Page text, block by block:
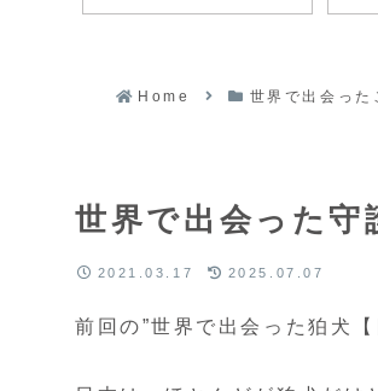
Home 世界で出会った
世界で出会った守
2021.03.17 2025.07.07
前回の”世界で出会った狛犬